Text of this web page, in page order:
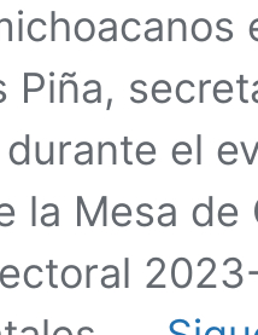
Piña,
el
la Mesa